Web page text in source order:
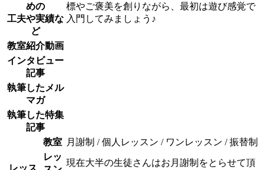
めの
工夫や実績な
ど
標やご褒美を創りながら、最初は遊び感覚で
入門してみましょう♪
教室紹介動画
インタビュー
記事
執筆したメル
マガ
執筆した特集
記事
レッス
教室 月謝制 / 個人レッスン / ワンレッスン / 振替制
レッ
現在大半の生徒さんはお月謝制をとらせて頂